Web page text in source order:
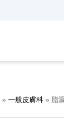
» 一般皮膚科 » 脂